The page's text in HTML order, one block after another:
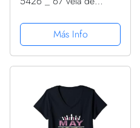
Fluorescente con
soporte
Más Info